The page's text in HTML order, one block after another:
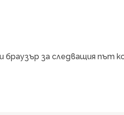
браузър за следващия път